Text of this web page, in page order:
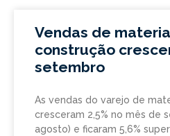
Vendas de
construção
setembro
As vendas do varejo de
cresceram 2,5% no mês de
agosto) e ficaram 5,6%